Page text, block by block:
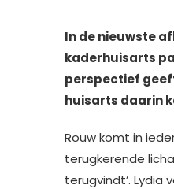
In de nieuwste
kaderhuisarts
perspectief
huisarts daarin
Rouw komt in
terugkerende
terugvindt’. Lydia